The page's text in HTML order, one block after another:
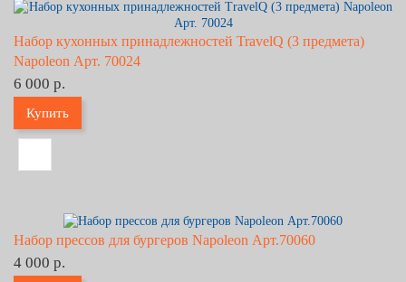
Набор кухонных принадлежностей TravelQ (3 предмета)
Napoleon Арт. 70024
6 000 р.
Купить
Набор прессов для бургеров Napoleon Арт.70060
4 000 р.